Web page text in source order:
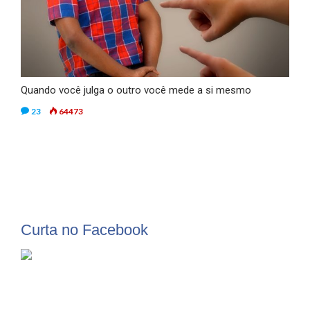
Quando você julga o outro você mede a si mesmo
23 64473
Curta no Facebook